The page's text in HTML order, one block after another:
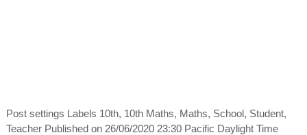
Post settings Labels 10th, 10th Maths, Maths, School, Student,
Teacher Published on 26/06/2020 23:30 Pacific Daylight Time